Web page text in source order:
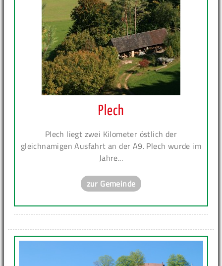
Plech
Plech liegt zwei Kilometer östlich der
gleichnamigen Ausfahrt an der A9. Plech wurde im
Jahre...
zur Gemeinde